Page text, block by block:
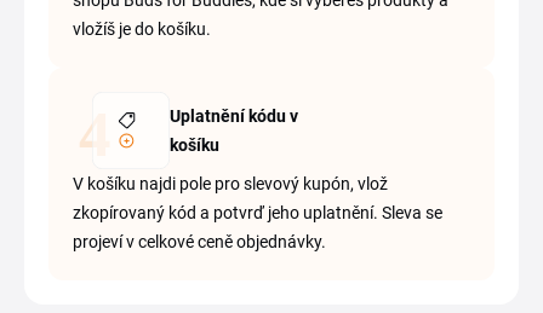
vložíš je do košíku.
Uplatnění kódu v
košíku
V košíku najdi pole pro slevový kupón, vlož
zkopírovaný kód a potvrď jeho uplatnění. Sleva se
projeví v celkové ceně objednávky.